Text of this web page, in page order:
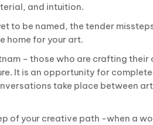
and intuition.
to be named, the tender
home for your art.
– those who are crafting their
It is an opportunity for
take place between
of your creative path -when a